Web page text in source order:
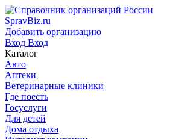
SpravBiz.ru
Добавить организацию
Вход Вход
Каталог
Авто
Аптеки
Ветеринарные клиники
Где поесть
Госуслуги
Для детей
Дома отдыха